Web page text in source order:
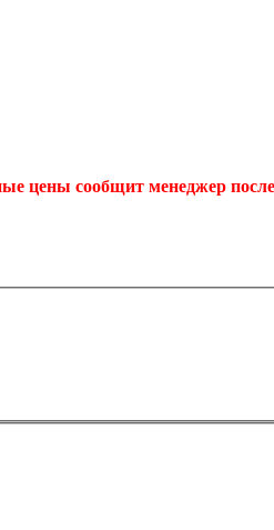
цены сообщит менеджер